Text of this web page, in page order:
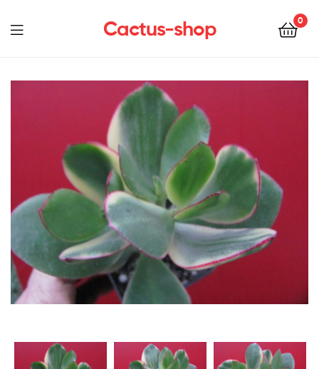
Cactus-shop 0
Menu